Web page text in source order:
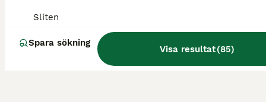
Sliten
Spara sökning
Visa resultat(85)
Stenstorp